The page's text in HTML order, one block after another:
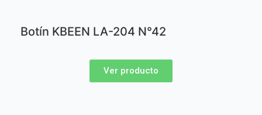
Botín KBEEN LA-204 N°42
Ver producto